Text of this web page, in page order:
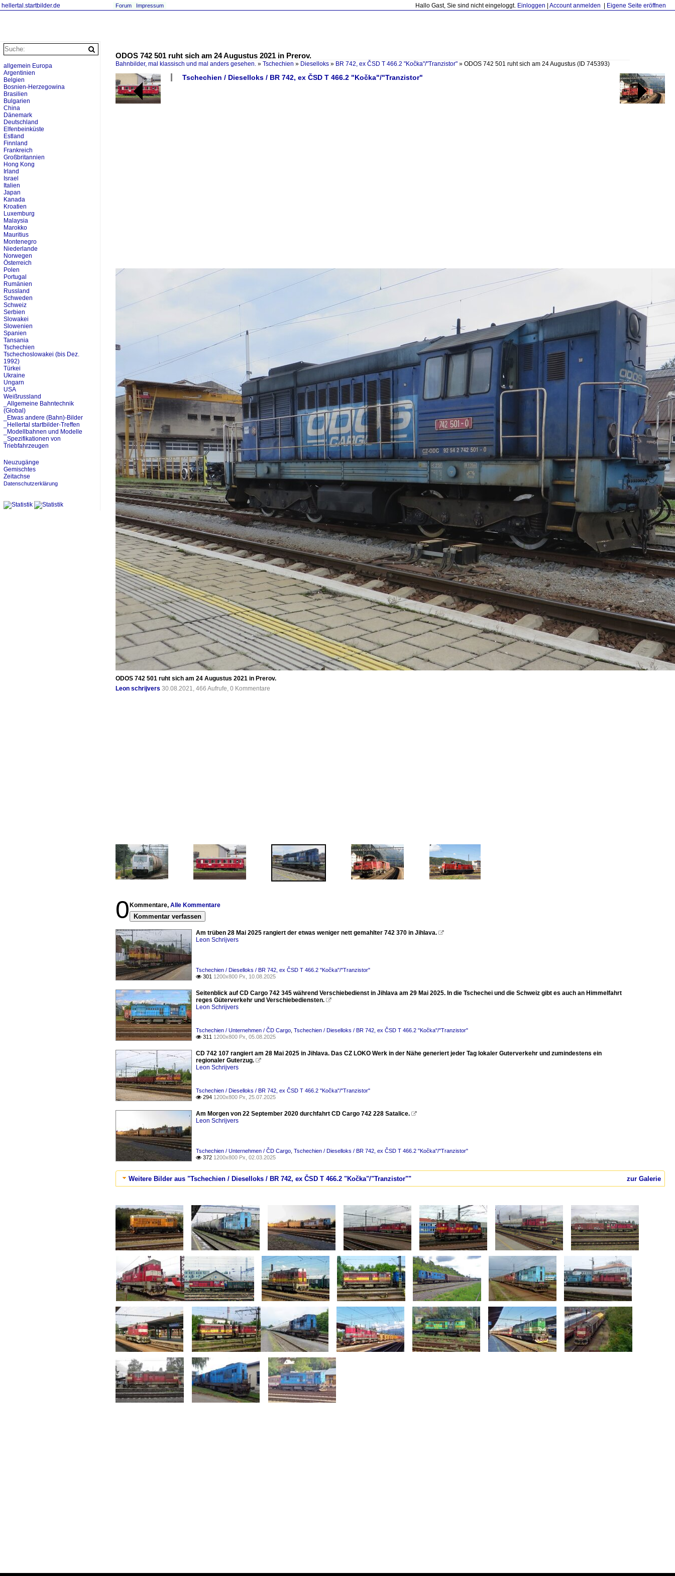
hellertal.startbilder.de Hallo Gast, Sie sind nicht eingeloggt. Einloggen Account anmelden Eigene Seite eröffnen
Forum Impressum
ODOS 742 501 ruht sich am 24 Augustus 2021 in Prerov.
Bahnbilder, mal klassisch und mal anders gesehen. » Tschechien » Dieselloks » BR 742, ex ČSD T 466.2 "Kočka"/"Tranzistor" » ODOS 742 501 ruht sich am 24 Augustus (ID 745393)
Tschechien / Dieselloks / BR 742, ex ČSD T 466.2 "Kočka"/"Tranzistor"
ODOS 742 501 ruht sich am 24 Augustus 2021 in Prerov.
Leon schrijvers 30.08.2021, 466 Aufrufe, 0 Kommentare
0 Kommentare, Alle Kommentare
Kommentar verfassen
Am trüben 28 Mai 2025 rangiert der etwas weniger nett gemahlter 742 370 in Jihlava. 
Leon Schrijvers
Tschechien / Dieselloks / BR 742, ex ČSD T 466.2 "Kočka"/"Tranzistor"
 301 1200x800 Px, 10.08.2025
Seitenblick auf CD Cargo 742 345 während Verschiebedienst in Jihlava am 29 Mai 2025. In die Tschechei und die Schweiz gibt es auch an Himmelfahrt
reges Güterverkehr und Verschiebediensten. 
Leon Schrijvers
Tschechien / Unternehmen / ČD Cargo Tschechien / Dieselloks / BR 742, ex ČSD T 466.2 "Kočka"/"Tranzistor"
 311 1200x800 Px, 05.08.2025
CD 742 107 rangiert am 28 Mai 2025 in Jihlava. Das CZ LOKO Werk in der Nähe generiert jeder Tag lokaler Guterverkehr und zumindestens ein
regionaler Guterzug. 
Leon Schrijvers
Tschechien / Dieselloks / BR 742, ex ČSD T 466.2 "Kočka"/"Tranzistor"
 294 1200x800 Px, 25.07.2025
Am Morgen von 22 September 2020 durchfahrt CD Cargo 742 228 Satalice. 
Leon Schrijvers
Tschechien / Unternehmen / ČD Cargo Tschechien / Dieselloks / BR 742, ex ČSD T 466.2 "Kočka"/"Tranzistor"
 372 1200x800 Px, 02.03.2025
zur Galerie
Weitere Bilder aus "Tschechien / Dieselloks / BR 742, ex ČSD T 466.2 "Kočka"/"Tranzistor""
allgemein Europa
Argentinien
Belgien
Bosnien-Herzegowina
Brasilien
Bulgarien
China
Dänemark
Deutschland
Elfenbeinküste
Estland
Finnland
Frankreich
Großbritannien
Hong Kong
Irland
Israel
Italien
Japan
Kanada
Kroatien
Luxemburg
Malaysia
Marokko
Mauritius
Montenegro
Niederlande
Norwegen
Österreich
Polen
Portugal
Rumänien
Russland
Schweden
Schweiz
Serbien
Slowakei
Slowenien
Spanien
Tansania
Tschechien
Tschechoslowakei (bis Dez.
1992)
Türkei
Ukraine
Ungarn
USA
Weißrussland
_Allgemeine Bahntechnik
(Global)
_Etwas andere (Bahn)-Bilder
_Hellertal startbilder-Treffen
_Modellbahnen und Modelle
_Spezifikationen von
Triebfahrzeugen
Neuzugänge
Gemischtes
Zeitachse
Datenschutzerklärung